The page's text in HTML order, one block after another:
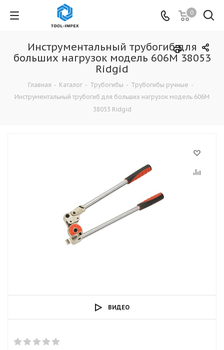
0
Инструментальный трубогиб для
больших нагрузок модель 606М 38053
Ridgid
Главная - Каталог - Трубогибы - Трубогибы ручные -
Инструментальный трубогиб для больших нагрузок модель 606М
38053 Ridgid
ВИДЕО